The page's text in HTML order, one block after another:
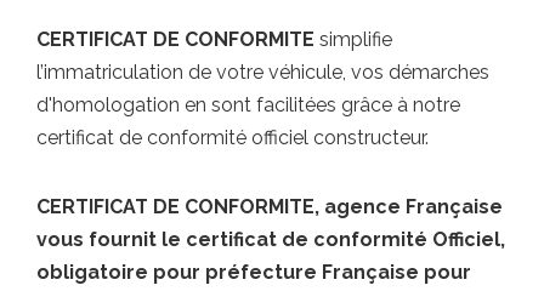
CERTIFICAT DE CONFORMITE simplifie
l’immatriculation de votre véhicule, vos démarches
d'homologation en sont facilitées grâce à notre
certificat de conformité officiel constructeur.
CERTIFICAT DE CONFORMITE, agence Française
vous fournit le certificat de conformité Officiel,
obligatoire pour préfecture Française pour